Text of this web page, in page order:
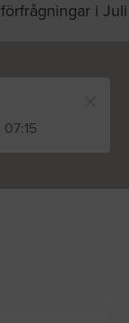
i